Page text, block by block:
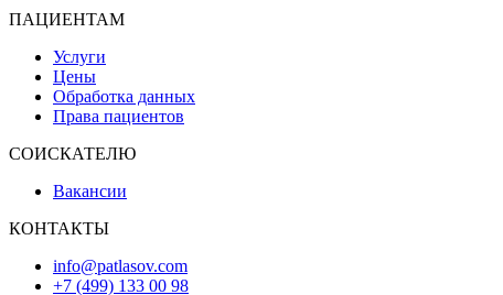
ПАЦИЕНТАМ
Услуги
Цены
Обработка данных
Права пациентов
СОИСКАТЕЛЮ
Вакансии
КОНТАКТЫ
info@patlasov.com
+7 (499) 133 00 98